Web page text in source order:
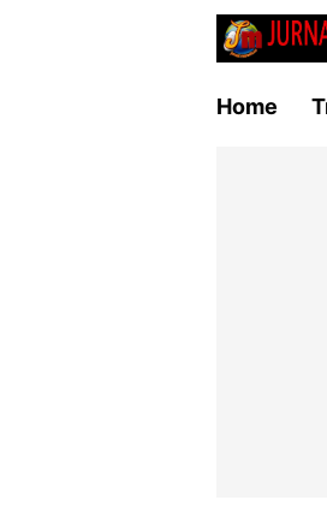
Home